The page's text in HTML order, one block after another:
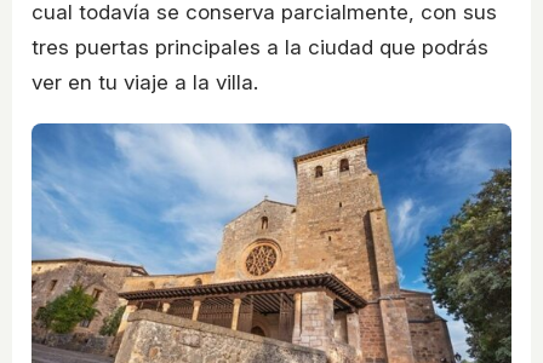
cual todavía se conserva parcialmente, con sus
tres puertas principales a la ciudad que podrás
ver en tu viaje a la villa.